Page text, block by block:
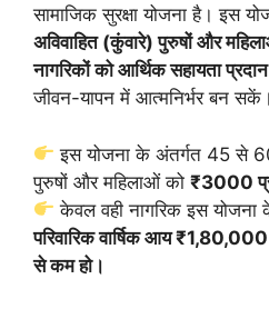
सामाजिक सुरक्षा योजना है। इस
अविवाहित (कुंवारे) पुरुषों और
नागरिकों को आर्थिक सहायता
जीवन-यापन में आत्मनिर्भर बन सकें।
इस योजना के अंतर्गत 45 से
पुरुषों और महिलाओं को ₹3000
केवल वही नागरिक इस योजना
परिवारिक वार्षिक आय
से कम हो।